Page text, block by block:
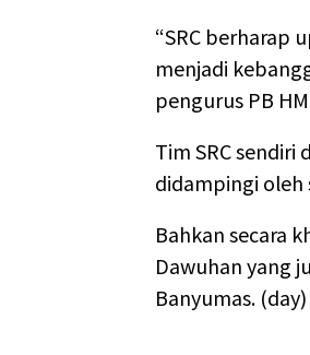
“SRC berharap
menjadi
pengurus PB
Tim SRC
didampingi oleh
Bahkan secara
Dawuhan yang
Banyumas. (day)